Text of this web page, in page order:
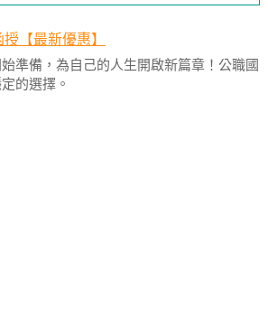
【最新優惠】
準備，為自己的人生開啟新篇章！公職國
的選擇。